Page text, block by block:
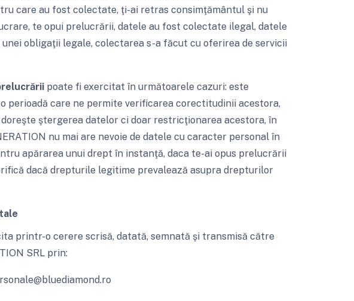
care au fost colectate, ţi-ai retras consimţământul şi nu
te opui prelucrării, datele au fost colectate ilegal, datele
obligaţii legale, colectarea s-a făcut cu oferirea de servicii
poate fi exercitat în următoarele cazuri: este
perioadă care ne permite verificarea corectitudinii acestora,
ştergerea datelor ci doar restricţionarea acestora, în
nu mai are nevoie de datele cu caracter personal în
apărarea unui drept în instanţă, daca te-ai opus prelucrării
dacă drepturile legitime prevalează asupra drepturilor
printr-o cerere scrisă, datată, semnată şi transmisă către
SRL prin: